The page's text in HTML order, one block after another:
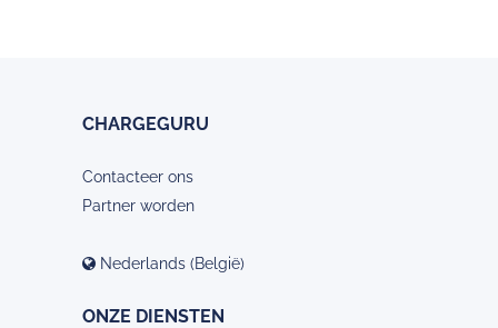
CHARGEGURU
Contacteer ons
Partner worden
Nederlands (België)
ONZE DIENSTEN